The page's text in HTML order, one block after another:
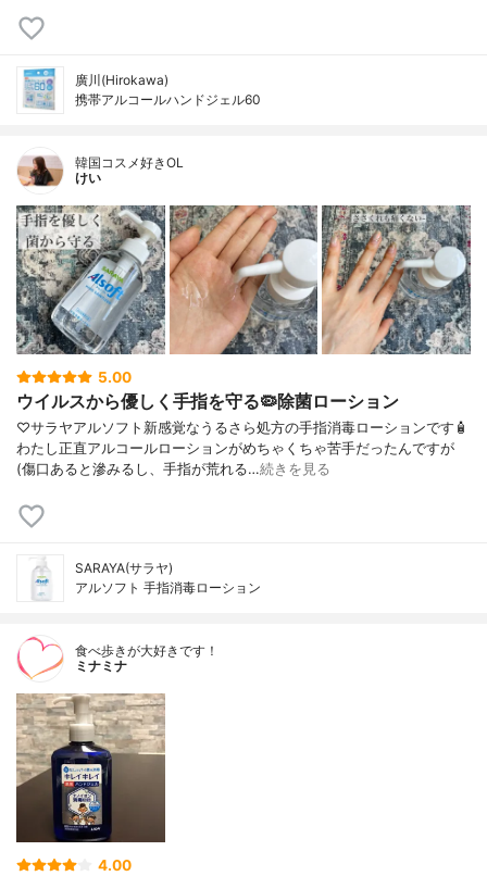
廣川(Hirokawa)
携帯アルコールハンドジェル60
韓国コスメ好きOL
けい
5.00
ウイルスから優しく手指を守る🦠除菌ローション
♡サラヤアルソフト新感覚なうるさら処方の手指消毒ローションです🧴
わたし正直アルコールローションがめちゃくちゃ苦手だったんですが
(傷口あると滲みるし、手指が荒れる…続きを見る
SARAYA(サラヤ)
アルソフト 手指消毒ローション
食べ歩きが大好きです！
ミナミナ
4.00